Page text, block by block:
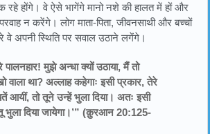
रहे होंगे। वे ऐसे भागेंगे मानो नशे की हालत में हों और
न करेंगे। लोग माता-पिता, जीवनसाथी और बच्चों
अपनी स्थिति पर सवाल उठाने लगेंगे।
पालनहार! मुझे अन्धा क्यों उठाया, मैं तो
था? अल्लाह कहेगाः इसी प्रकार, तेरे
आयीं, तो तूने उन्हें भुला दिया। अतः इसी
दिया जायेगा।’” (क़ुरआन 20:125-